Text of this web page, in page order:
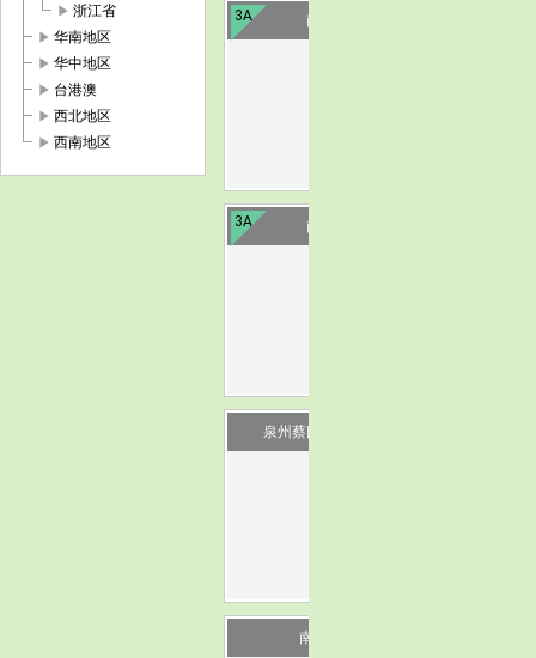
play_arrow 浙江省
play_arrow 华南地区
play_arrow 华中地区
play_arrow 台港澳
play_arrow 西北地区
play_arrow 西南地区
3A 南安灵应
3A 南安凤山
泉州蔡氏古民居建筑群
南安九日山